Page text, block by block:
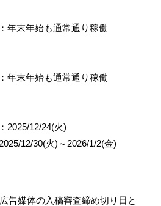
年末年始も通常通り稼働
年末年始も通常通り稼働
2025/12/24(火)
12/30(火)～2026/1/2(金)
告媒体の入稿審査締め切り日と